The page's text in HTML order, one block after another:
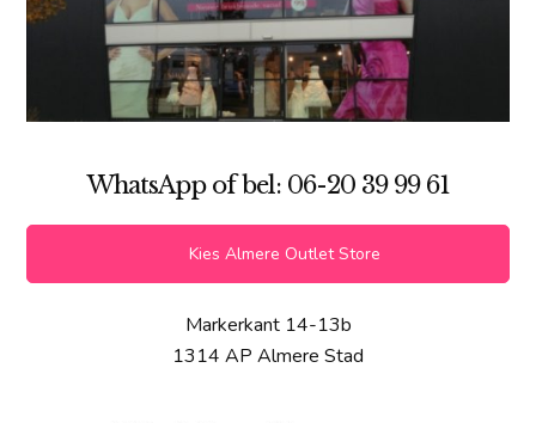
WhatsApp of bel: 06-20 39 99 61
Kies Almere Outlet Store
Markerkant 14-13b
1314 AP Almere Stad